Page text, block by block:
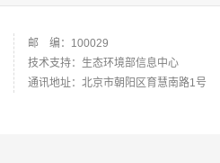
邮 编：100029
技术支持：生态环境部信息中心
通讯地址：北京市朝阳区育慧南路1号